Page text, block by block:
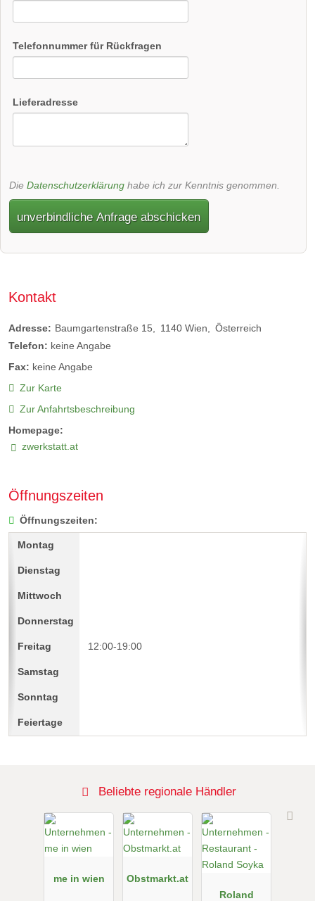
Telefonnummer für Rückfragen
Lieferadresse
Die Datenschutzerklärung habe ich zur Kenntnis genommen.
unverbindliche Anfrage abschicken
Kontakt
Adresse: Baumgartenstraße 15 1140 Wien
Österreich
Telefon: keine Angabe
Fax: keine Angabe
Zur Karte
Zur Anfahrtsbeschreibung
Homepage:
zwerkstatt.at
Öffnungszeiten
Öffnungszeiten:
12:00-19:00
Beliebte regionale Händler
me in wien Obstmarkt.at
Roland